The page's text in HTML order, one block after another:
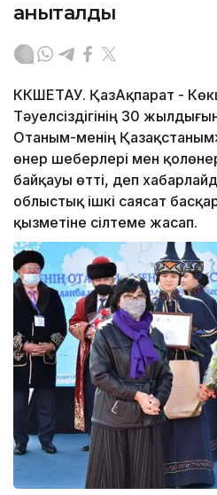
анықталды
КӨКШЕТАУ. ҚазАқпарат -
Тәуелсіздігінің 30
Отаным-менің
өнер шеберлері мен
байқауы өтті, деп
облыстық ішкі саясат
қызметіне сілтеме жасап.